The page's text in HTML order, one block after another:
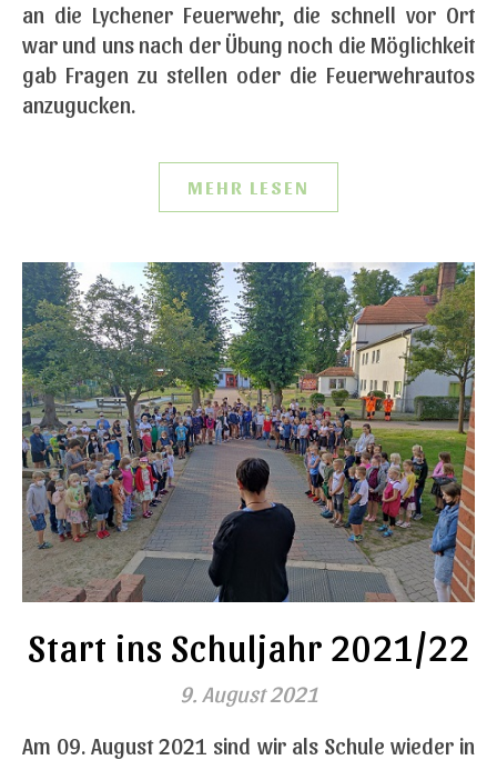
an die Lychener Feuerwehr, die schnell vor Ort
war und uns nach der Übung noch die Möglichkeit
gab Fragen zu stellen oder die Feuerwehrautos
anzugucken.
MEHR LESEN
Start ins Schuljahr 2021/22
9. August 2021
Am 09. August 2021 sind wir als Schule wieder in